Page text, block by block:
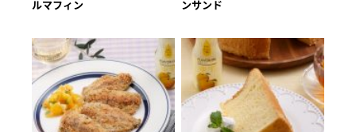
ルマフィン
ンサンド